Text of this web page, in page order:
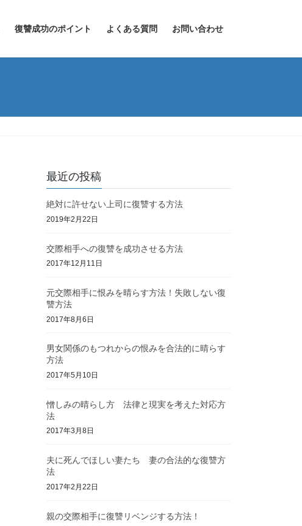
復讐成功のポイント よくある質問 お問い合わせ
最近の投稿
絶対に許せない上司に復讐する方法
2019年2月22日
交際相手への復讐を成功させる方法
2017年12月11日
元交際相手に恨みを晴らす方法！失敗しない復
讐方法
2017年8月6日
男女関係のもつれからの恨みを合法的に晴らす
方法
2017年5月10日
憎しみの晴らし方 法律と現実を考えた対応方
法
2017年3月8日
夫に死んでほしい妻たち 妻の合法的な復讐方
法
2017年2月22日
親の交際相手に復讐リベンジする方法！